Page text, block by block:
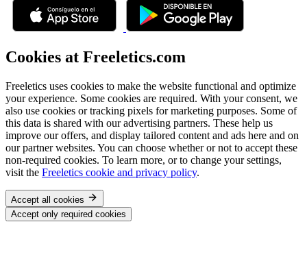
Cookies at Freeletics.com
Freeletics uses cookies to make the website functional and optimize
your experience. Some cookies are required. With your consent, we
also use cookies or tracking pixels for marketing purposes. Some of
this data is shared with our advertising partners. These help us
improve our offers, and display tailored content and ads here and on
our partner websites. You can choose whether or not to accept these
non-required cookies. To learn more, or to change your settings,
visit the Freeletics cookie and privacy policy.
Accept all cookies
Accept only required cookies